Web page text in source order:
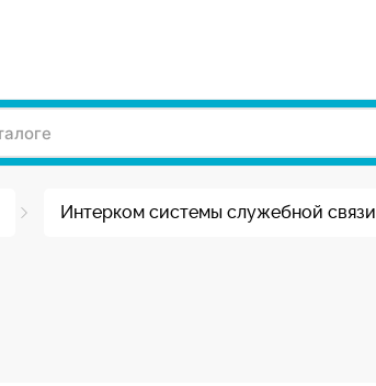
Интерком системы служебной связи